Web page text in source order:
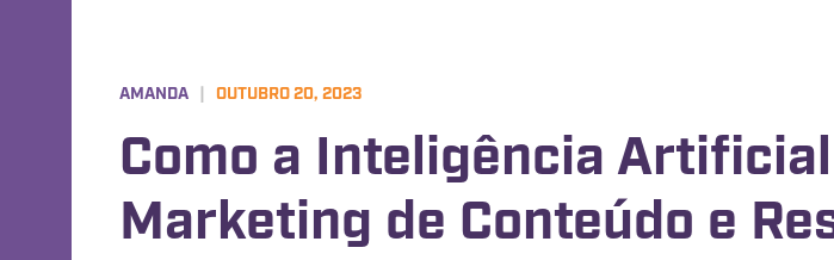
AMANDA OUTUBRO 20, 2023
Como a Inteligência
Marketing de Conteúdo e